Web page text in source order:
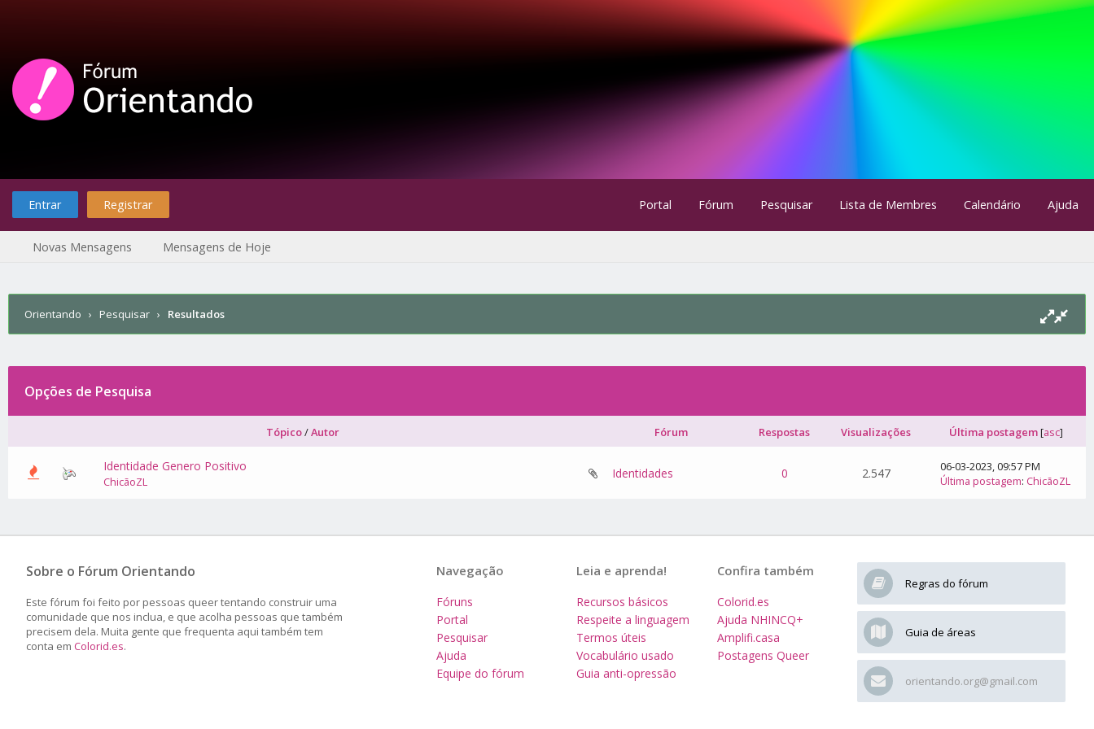
Entrar Registrar Portal Fórum Pesquisar Lista de Membres Calendário Ajuda
Novas Mensagens Mensagens de Hoje
Orientando › Pesquisar › Resultados
Opções de Pesquisa
Tópico/Autor Fórum Respostas Visualizações Última postagem[asc]
Identidade Genero Positivo
ChicãoZL
Identidades 0 2.547
06-03-2023, 09:57 PM
Última postagem: ChicãoZL
Sobre o Fórum Orientando
Este fórum foi feito por pessoas queer tentando construir uma
comunidade que nos inclua, e que acolha pessoas que também
precisem dela. Muita gente que frequenta aqui também tem
conta em Colorid.es.
Regras do fórum
Guia de áreas
orientando.org@gmail.com
Confira também
Colorid.es
Ajuda NHINCQ+
Amplifi.casa
Postagens Queer
Leia e aprenda!
Recursos básicos
Respeite a linguagem
Termos úteis
Vocabulário usado
Guia anti-opressão
Navegação
Fóruns
Portal
Pesquisar
Ajuda
Equipe do fórum